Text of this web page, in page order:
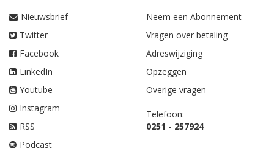
Nieuwsbrief
Twitter
Facebook
LinkedIn
Youtube
Instagram
RSS
Podcast
Neem een Abonnement
Vragen over betaling
Adreswijziging
Opzeggen
Overige vragen
Telefoon:
0251 - 257924